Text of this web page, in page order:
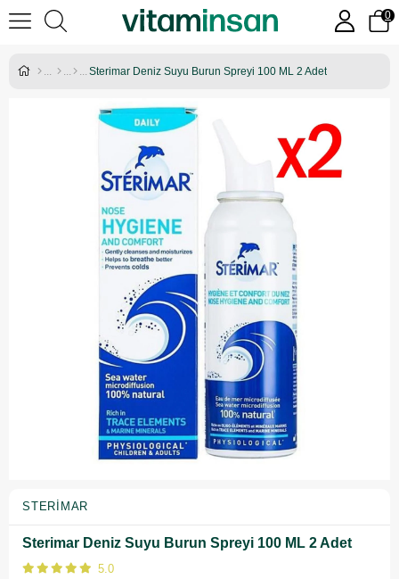
0
Sterimar Deniz Suyu Burun Spreyi 100 ML 2 Adet
STERIMAR
Sterimar Deniz Suyu Burun Spreyi 100 ML 2 Adet
5.0